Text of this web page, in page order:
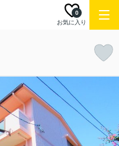
お気に入り
0